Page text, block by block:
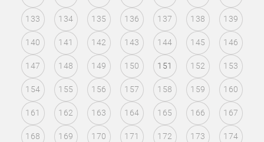
133 134 135 136 137 138 139
140 141 142 143 144 145 146
147 148 149 150 151 152 153
154 155 156 157 158 159 160
161 162 163 164 165 166 167
168 169 170 171 172 173 174